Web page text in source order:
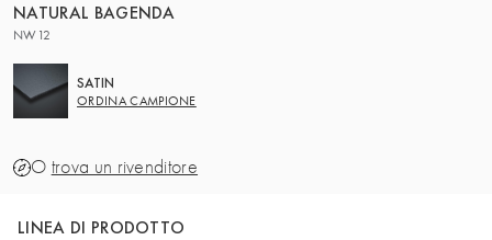
NATURAL BAGENDA
NW12
SATIN
ORDINA CAMPIONE
O trova un rivenditore
LINEA DI PRODOTTO